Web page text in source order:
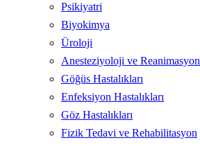
Psikiyatri
Biyokimya
Üroloji
Anesteziyoloji ve Reanimasyon
Göğüs Hastalıkları
Enfeksiyon Hastalıkları
Göz Hastalıkları
Fizik Tedavi ve Rehabilitasyon